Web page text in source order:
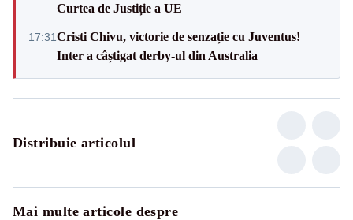
Curtea de Justiție a UE
17:31Cristi Chivu, victorie de senzație cu Juventus!
Inter a câștigat derby-ul din Australia
Distribuie articolul
Mai multe articole despre